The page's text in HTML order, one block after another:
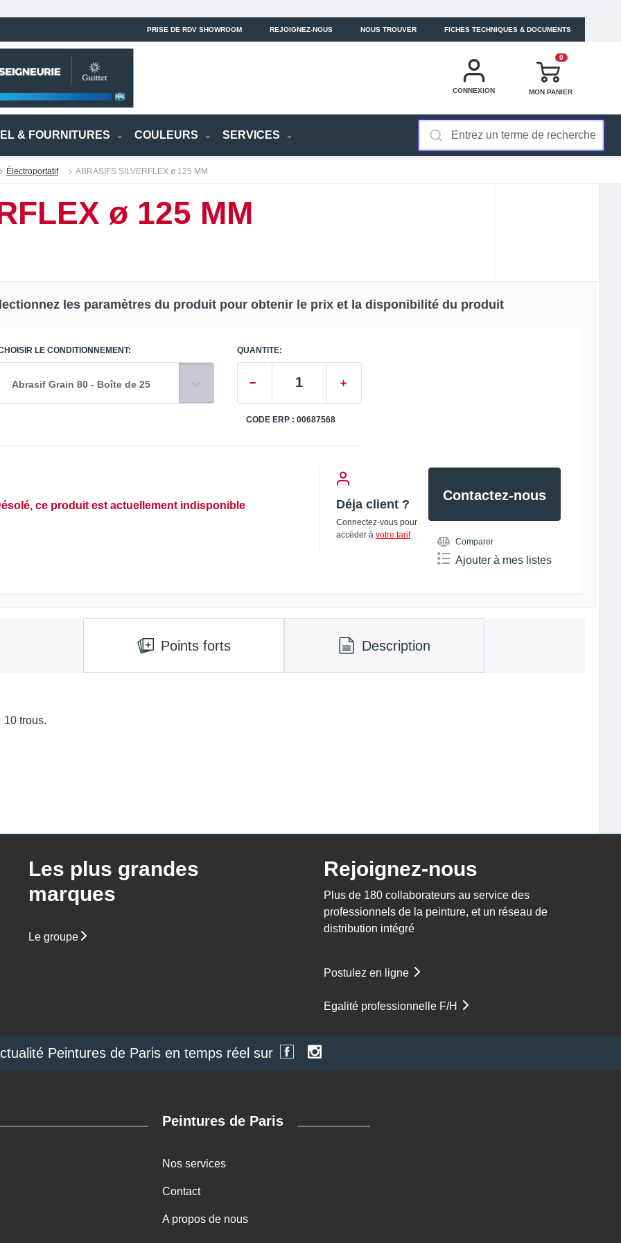
PRISE DE RDV SHOWROOM REJOIGNEZ-NOUS NOUS TROUVER FICHES TECHNIQUES & DOCUMENTS
CONNEXION
0
MON PANIER
& FOURNITURES COULEURS SERVICES
Électroportatif ABRASIFS SILVERFLEX ø 125 MM
ø 125 MM
les paramètres du produit pour obtenir le prix et la disponibilité du produit
LE CONDITIONNEMENT:
Abrasif Grain 80 - Boîte de 25
QUANTITE:
CODE ERP : 00687568
ce produit est actuellement indisponible Déja client ?
Connectez-vous pour
accéder à votre tarif
Contactez-nous
Comparer
Ajouter à mes listes
Points forts Description
10 trous.
Les plus grandes
marques
Le groupe
Rejoignez-nous
Plus de 180 collaborateurs au service des
professionnels de la peinture, et un réseau de
distribution intégré
Postulez en ligne
Egalité professionnelle F/H
Peintures de Paris en temps réel sur
Peintures de Paris
Nos services
Contact
A propos de nous